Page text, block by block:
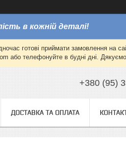
в кожній деталі!
готові приймати замовлення на
або телефонуйте в будні дні.
+380 (95)
ДОСТАВКА ТА ОПЛАТА